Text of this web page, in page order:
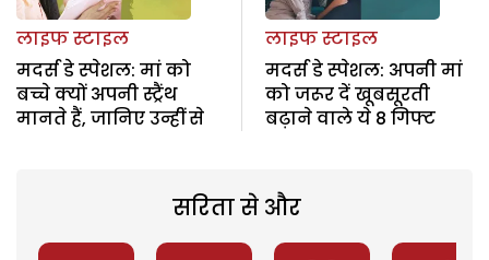
लाइफ स्टाइल
मदर्स डे स्पेशल: मां को
बच्चे क्यों अपनी स्ट्रैंथ
मानते हैं, जानिए उन्हीं से
लाइफ स्टाइल
मदर्स डे स्पेशल: अपनी मां
को जरूर दें खूबसूरती
बढ़ाने वाले ये 8 गिफ्ट
सरिता से और